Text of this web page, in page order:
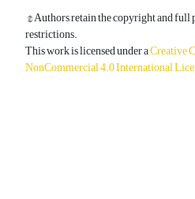
© Authors retain the copyright and
restrictions.
This work is licensed under aCreative
NonCommercial 4.0 International